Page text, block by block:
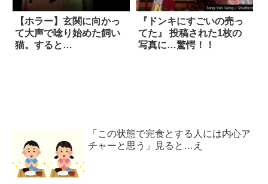
【ホラー】玄関に向かっ
て大声で唸り始めた飼い
猫。すると…
『ドンキにすごいの売っ
てた』 投稿された1枚の
写真に…驚愕！！
「この状態で完食とする人には内心ア
チャーと思う」見ると…え